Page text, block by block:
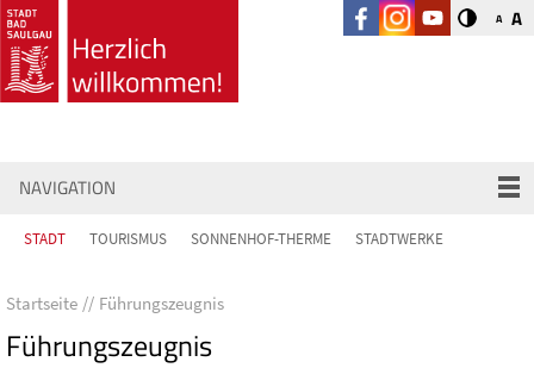
A A
NAVIGATION
STADT TOURISMUS SONNENHOF-THERME STADTWERKE
Startseite Führungszeugnis
Führungszeugnis